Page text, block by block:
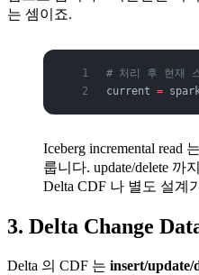
는 셈이죠.
# 처리 후 현재
current =
Iceberg incremental read
룹니다. update/delete 까
Delta CDF 나 별도 설계
3. Delta Change
Delta 의 CDF 는 insert/update/